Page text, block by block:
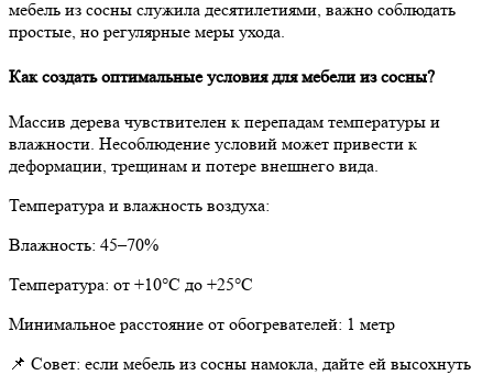
мебель из сосны служила десятилетиями, важно соблюдать
простые, но регулярные меры ухода.
Как создать оптимальные условия для мебели из сосны?
Массив дерева чувствителен к перепадам температуры и
влажности. Несоблюдение условий может привести к
деформации, трещинам и потере внешнего вида.
Температура и влажность воздуха:
Влажность: 45–70%
Температура: от +10°С до +25°С
Минимальное расстояние от обогревателей: 1 метр
📌 Совет: если мебель из сосны намокла, дайте ей высохнуть